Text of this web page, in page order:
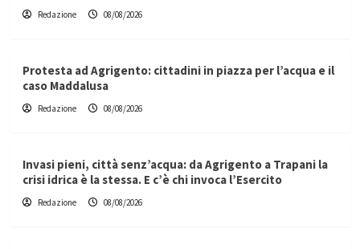
Redazione 08/08/2026
Protesta ad Agrigento: cittadini in piazza per l’acqua e il
caso Maddalusa
Redazione 08/08/2026
Invasi pieni, città senz’acqua: da Agrigento a Trapani la
crisi idrica è la stessa. E c’è chi invoca l’Esercito
Redazione 08/08/2026